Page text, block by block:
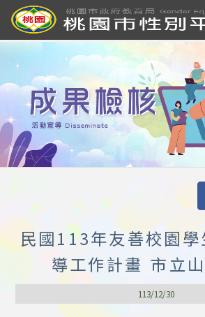
民國113年友善校園
導工作計畫 市立
113/12/30